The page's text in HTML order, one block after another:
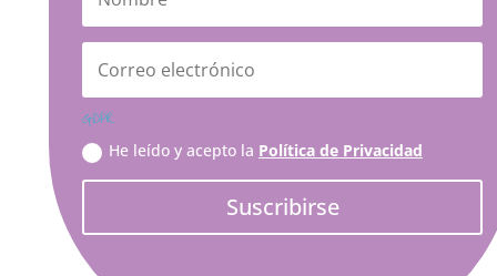
GDPR
He leído y acepto la Política de Privacidad
Suscribirse